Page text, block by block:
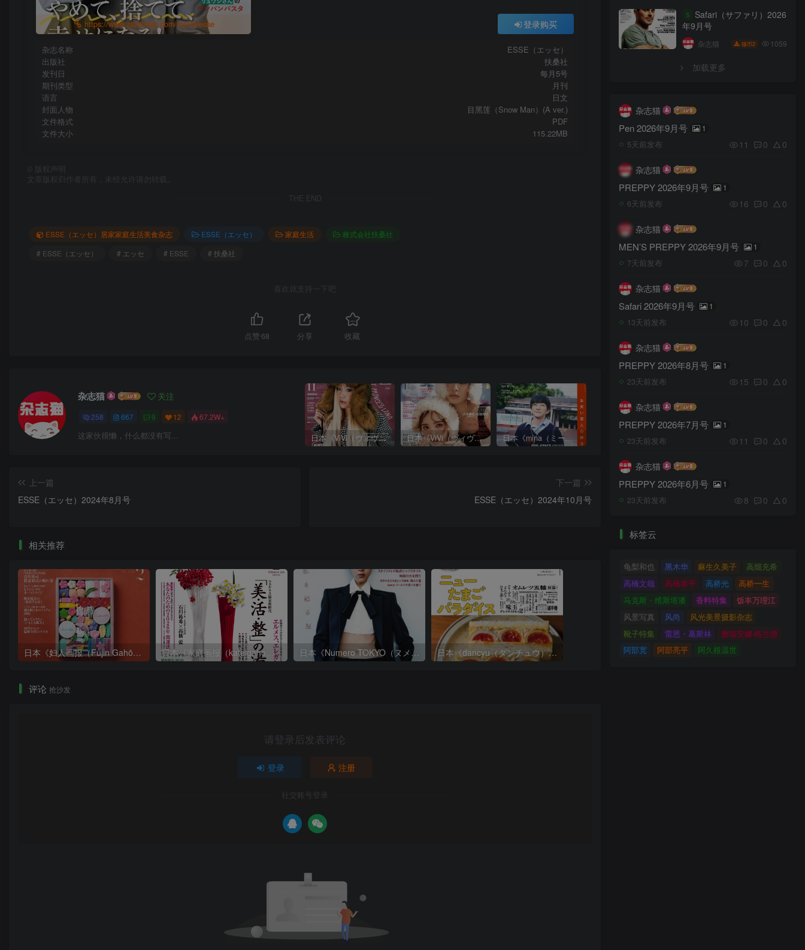
https://www.zazhimao.com/topics/esse 登录购买
杂志名称
ESSE（エッセ）
出版社
扶桑社
发刊日
每月5号
期刊类型
月刊
语言
日文
封面人物
目黑莲（Snow Man）(A ver.)
文件格式
PDF
文件大小
115.22MB
版权声明
文章版权归作者所有，未经允许请勿转载。
THE END
ESSE（エッセ）居家家庭生活美食杂志 ESSE（エッセ） 家庭生活
株式会社扶桑社
# ESSE（エッセ）
# エッセ # ESSE # 扶桑社
喜欢就支持一下吧
点赞 68 分享 收藏
杂志猫 关注
258 667 9 12 67.2W+
这家伙很懒，什么都没有写... 日本《ViVi（ヴィヴィ）》女性流行时尚杂志 PDF电子版【2025年·全年订阅】 日本《ViVi（ヴィヴィ）》女性流行时尚杂志 PDF电子版【2024年·全年订阅】 日本《mina（ミーナ）》女性流行时尚杂志 PDF电子版【2025年·全年订阅】 日本《mina（ミーナ）》女性流行时尚杂志 PDF电子版【2026年·全年订阅】
上一篇
ESSE（エッセ）2024年8月号
下一篇
ESSE（エッセ）2024年10月号
相关推荐
日本《妇人画报（Fujin Gahō）》女性气质生活杂志 PDF电子版【2026年·全年订阅】 日本《家庭画报（kateigaho）》成熟女性高品质时尚生活杂志 PDF电子版【2026年·全年订阅】 日本《Numero TOKYO（ヌメロ・トウキョウ）》女性流行时尚杂志 PDF电子版【2026年·全年订阅】 日本《dancyu（ダンチュウ）》美食料理生活杂志 PDF电子版【2026年·全年订阅】
评论 抢沙发
请登录后发表评论
登录 注册
社交账号登录
5
Safari（サファリ）2026
年9月号
杂志猫 猫币2 1059
加载更多
杂志猫
Pen 2026年9月号 1
5天前发布 11 0 0
杂志猫
PREPPY 2026年9月号 1
6天前发布 16 0 0
杂志猫
MEN’S PREPPY 2026年9月号 1
7天前发布 7 0 0
杂志猫
Safari 2026年9月号 1
13天前发布 10 0 0
杂志猫
PREPPY 2026年8月号 1
23天前发布 15 0 0
杂志猫
PREPPY 2026年7月号 1
23天前发布 11 0 0
杂志猫
PREPPY 2026年6月号 1
23天前发布 8 0 0
标签云
龟梨和也 黑木华 麻生久美子
高畑充希
高橋文哉
高橋恭平 高桥光
高桥一生
马克斯・维斯塔潘
香料特集
饭丰万理江
风景写真
风尚
风光美景摄影杂志
靴子特集
雷恩・葛斯林
雅瑞安娜‧格兰德
阿部宽
阿部亮平 阿久根温世